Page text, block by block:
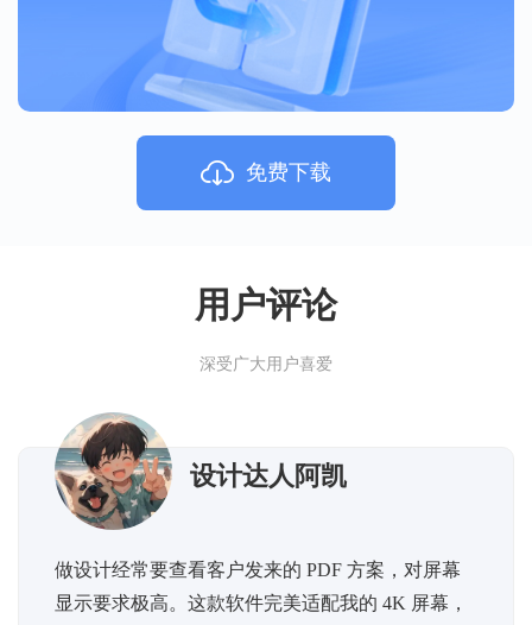
免费下载
用户评论
深受广大用户喜爱
考证党小周
备考刷题全靠它！OFD、PDF 格式的题库打开
飞快，翻页流畅不延迟。标记错题、添加笔记超